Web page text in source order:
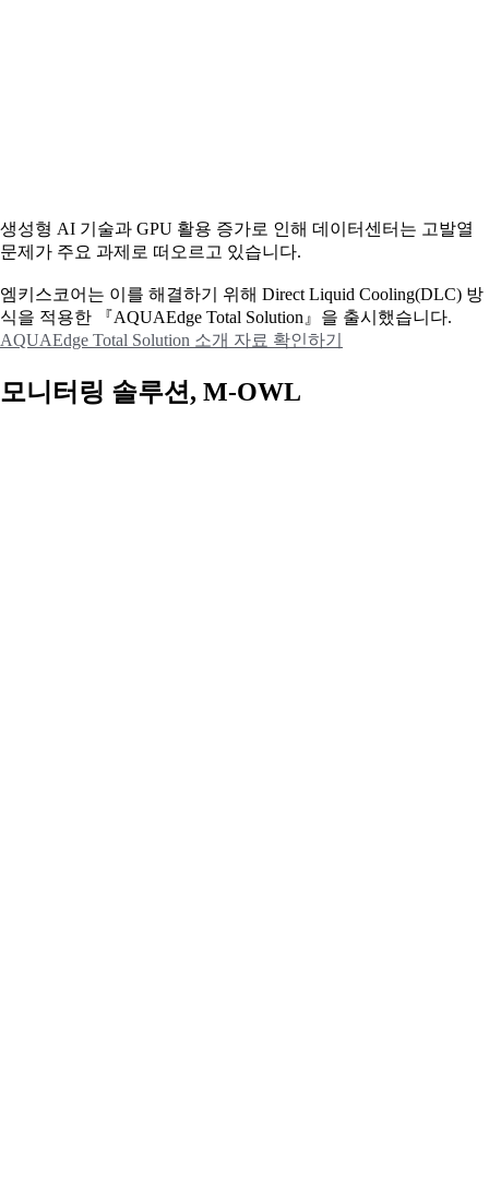
생성형 AI 기술과 GPU 활용 증가로 인해 데이터센터는 고발열
문제가 주요 과제로 떠오르고 있습니다.
엠키스코어는 이를 해결하기 위해 Direct Liquid Cooling(DLC) 방
식을 적용한 『AQUAEdge Total Solution』을 출시했습니다.
AQUAEdge Total Solution 소개 자료 확인하기
모니터링 솔루션, M-OWL